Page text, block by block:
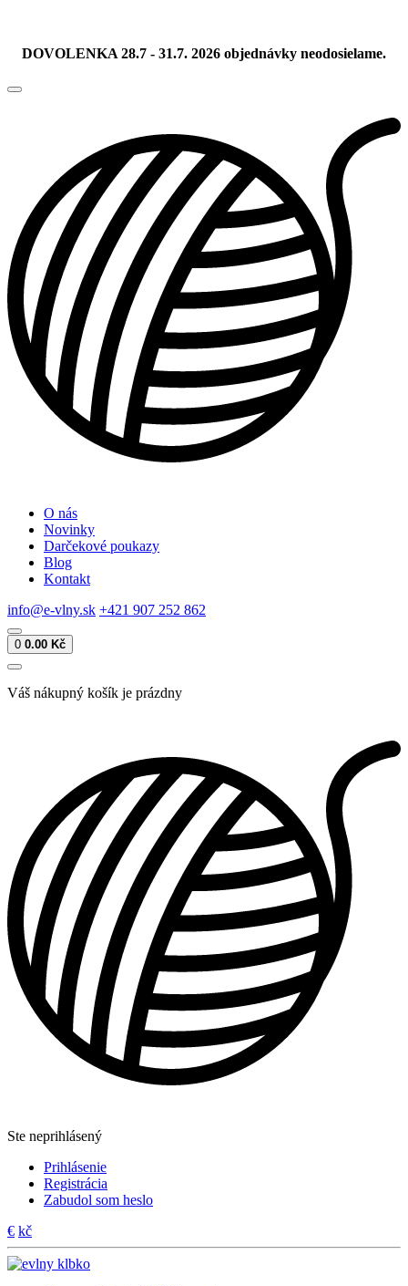
DOVOLENKA 28.7 - 31.7. 2026 objednávky neodosielame.
O nás
Novinky
Darčekové poukazy
Blog
Kontakt
info@e-vlny.sk +421 907 252 862
0 0.00 Kč
Váš nákupný košík je prázdny
Ste neprihlásený
Prihlásenie
Registrácia
Zabudol som heslo
€ kč